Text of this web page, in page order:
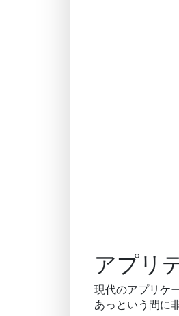
アプリ
現代のアプリケ
あっという間に